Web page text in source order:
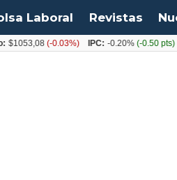
Laboral Revistas
(-0.03%) IPC: -0.20%(-0.50 pts)